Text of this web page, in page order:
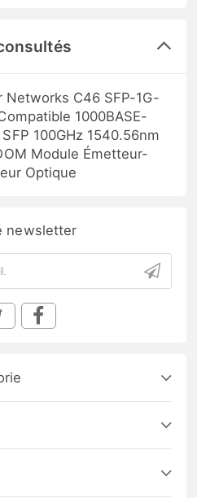
Networks C46 SFP-1G-
1000BASE-
100GHz 1540.56nm
Module Émetteur-
Optique
newsletter